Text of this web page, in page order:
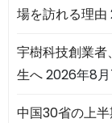
場を訪れる理由
宇樹科技創業
生へ2026年8
中国30省の上